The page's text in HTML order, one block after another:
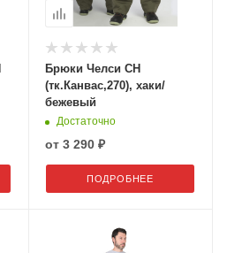
Брюки Челси CH
(тк.Канвас,270), хаки/
бежевый
Достаточно
от 3 290 ₽
ПОДРОБНЕЕ